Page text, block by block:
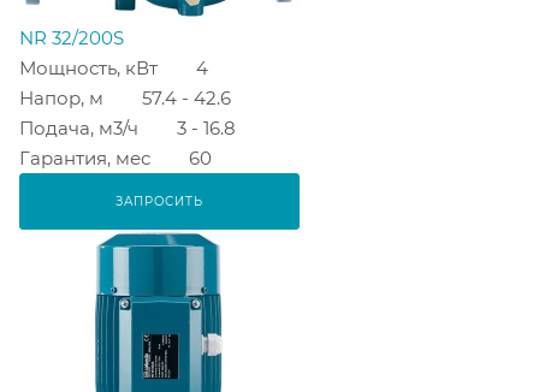
NR 32/200S
Мощность, кВт
4
Напор, м
57.4 - 42.6
Подача, м3/ч
3 - 16.8
Гарантия, мес
60
ЗАПРОСИТЬ